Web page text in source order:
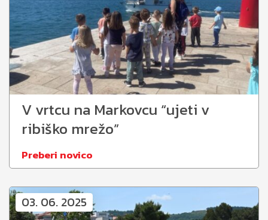
V vrtcu na Markovcu “ujeti v
ribiško mrežo”
Preberi novico
03. 06. 2025